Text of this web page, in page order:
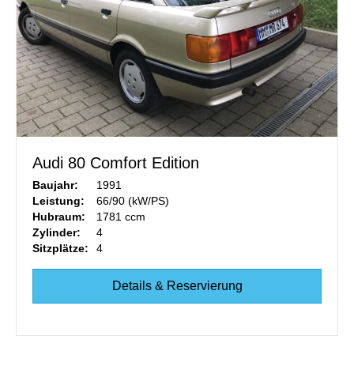
Audi 80 Comfort Edition
Baujahr:
1991
Leistung:
66/90 (kW/PS)
Hubraum:
1781 ccm
Zylinder:
4
Sitzplätze:
4
Details & Reservierung